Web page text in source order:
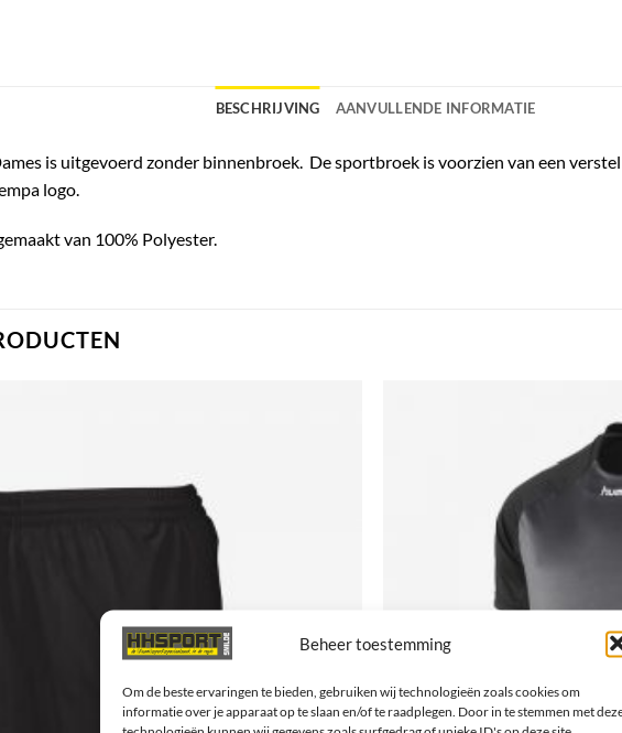
Beheer toestemming
Om de beste ervaringen te bieden, gebruiken wij technologieën zoals cookies om
informatie over je apparaat op te slaan en/of te raadplegen. Door in te stemmen met
BESCHRIJVING AANVULLENDE INFORMATIE
is uitgevoerd zonder binnenbroek. De sportbroek is voorzien van een
logo.
van 100% Polyester.